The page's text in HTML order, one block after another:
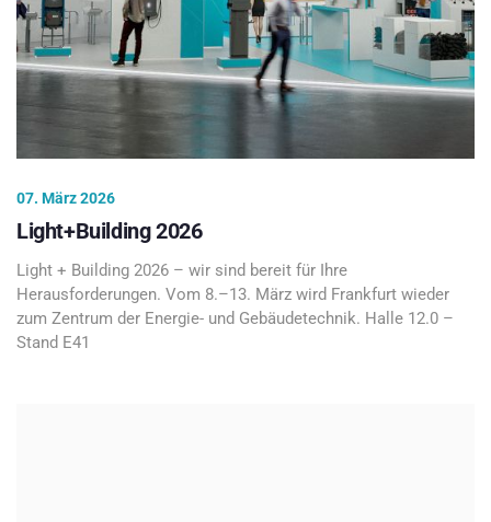
07. März 2026
Light+Building 2026
Light + Building 2026 – wir sind bereit für Ihre
Herausforderungen. Vom 8.–13. März wird Frankfurt wieder
zum Zentrum der Energie- und Gebäudetechnik. Halle 12.0 –
Stand E41